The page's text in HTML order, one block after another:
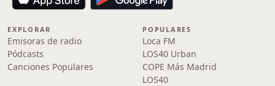
EXPLORAR
Emisoras de radio
Pódcasts
Canciones Populares
POPULARES
Loca FM
LOS40 Urban
COPE Más Madrid
LOS40